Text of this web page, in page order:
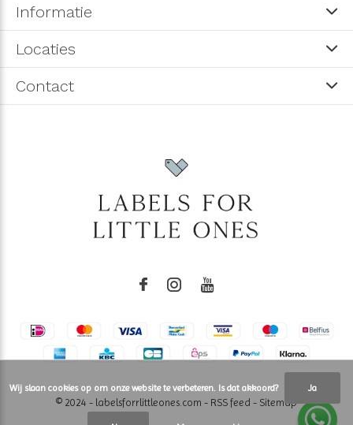
Informatie
Locaties
Contact
© 2024 - labelsforrlittleones.com - RSS feed - Sitemap
Wij slaan cookies op om onze website te verbeteren. Is dat akkoord? Ja